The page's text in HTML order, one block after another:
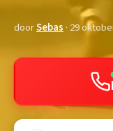
doorSebas · 29